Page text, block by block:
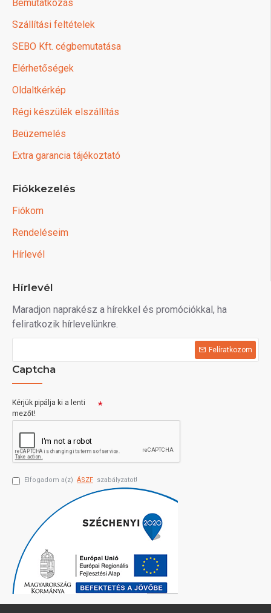
Bemutatkozás
Szállítási feltételek
SEBO Kft. cégbemutatása
Elérhetőségek
Oldaltkérkép
Régi készülék elszállítás
Beüzemelés
Extra garancia tájékoztató
Fiókkezelés
Fiókom
Rendeléseim
Hírlevél
Hírlevél
Maradjon naprakész a hírekkel és promóciókkal, ha
feliratkozik hírlevelünkre.
Felíratkozom
Captcha
Kérjük pipálja ki a lenti
mezőt!
Elfogadom a(z) ÁSZF szabályzatot!